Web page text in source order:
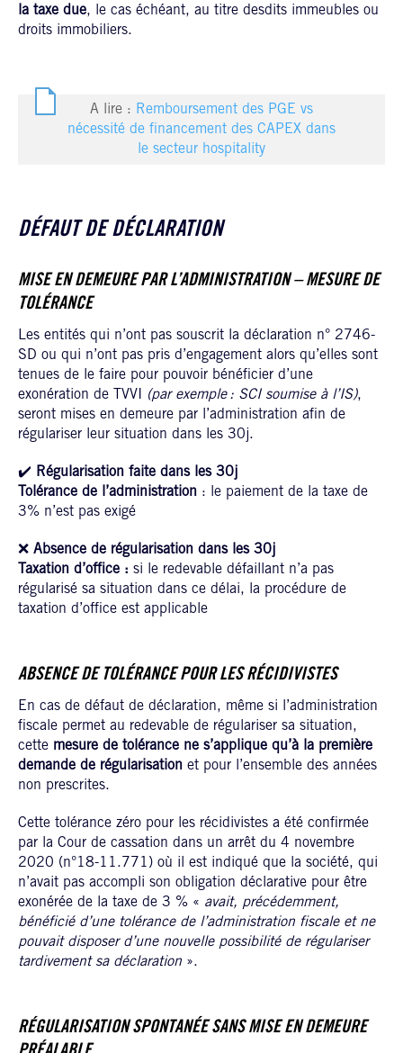
la taxe due, le cas échéant, au titre desdits immeubles ou
droits immobiliers.
A lire : Remboursement des PGE vs
nécessité de financement des CAPEX dans
le secteur hospitality
DÉFAUT DE DÉCLARATION
MISE EN DEMEURE PAR L’ADMINISTRATION – MESURE DE
TOLÉRANCE
Les entités qui n’ont pas souscrit la déclaration n° 2746-
SD ou qui n’ont pas pris d’engagement alors qu’elles sont
tenues de le faire pour pouvoir bénéficier d’une
exonération de TVVI
(par exemple : SCI soumise à l’IS),
seront mises en demeure par l’administration afin de
régulariser leur situation dans les 30j.
✔️ Régularisation faite dans les 30j
Tolérance de l’administration : le paiement de la taxe de
3% n’est pas exigé
❌ Absence de régularisation dans les 30j
Taxation d’office : si le redevable défaillant n’a pas
régularisé sa situation dans ce délai, la procédure de
taxation d’office est applicable
ABSENCE DE TOLÉRANCE POUR LES RÉCIDIVISTES
En cas de défaut de déclaration, même si l’administration
fiscale permet au redevable de régulariser sa situation,
cette mesure de tolérance ne s’applique qu’à la première
demande de régularisation et pour l’ensemble des années
non prescrites.
Cette tolérance zéro pour les récidivistes a été confirmée
par la Cour de cassation dans un arrêt du 4 novembre
2020 (n°18-11.771) où il est indiqué que la société, qui
n’avait pas accompli son obligation déclarative pour être
exonérée de la taxe de 3 % « avait, précédemment,
bénéficié d’une tolérance de l’administration fiscale et ne
pouvait disposer d’une nouvelle possibilité de régulariser
tardivement sa déclaration ».
RÉGULARISATION SPONTANÉE SANS MISE EN DEMEURE